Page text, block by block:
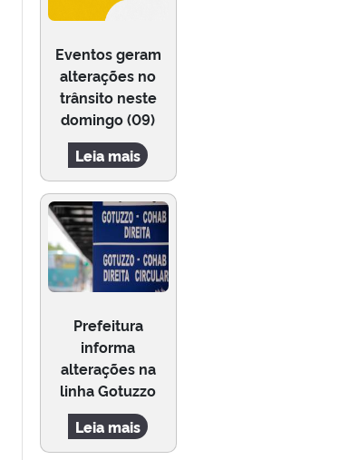
Eventos geram
alterações no
trânsito neste
domingo (09)
Leia mais
Prefeitura
informa
alterações na
linha Gotuzzo
Leia mais